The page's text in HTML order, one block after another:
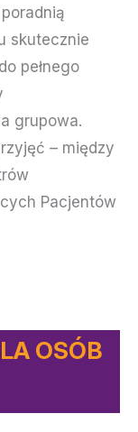
skutecznie
pełnego
grupowa.
– między
Pacjentów
OSÓB